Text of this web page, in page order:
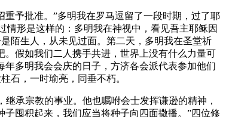
予批准。”多明我在罗马逗留了一段时期，过了耶
形是这样的：多明我在神视中，看见吾主耶稣因
陌生人，从未见过面。第二天，多明我在圣堂祈
假如我们二人携手共进，世界上没有什么力量可
多明我会会庆的日子，方济各会派代表参加他们
石，一时瑜亮，同垂不朽。
承宗教的事业。他也嘱咐会士发挥谦逊的精神，
囤积起来，我们应当将种子向四面撒播。”四位修